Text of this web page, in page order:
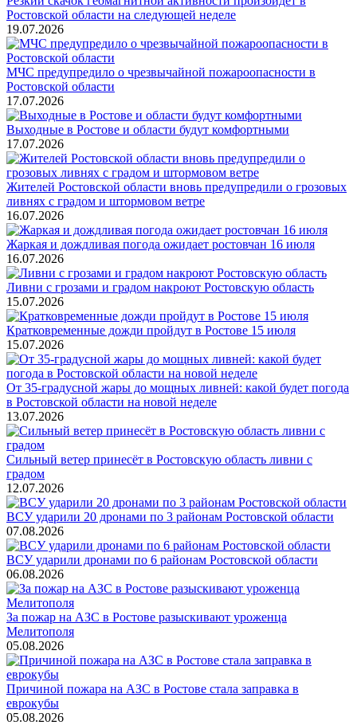
Ростовской области на следующей неделе
19.07.2026
МЧС предупредило о чрезвычайной пожароопасности в
Ростовской области
17.07.2026
Выходные в Ростове и области будут комфортными
17.07.2026
Жителей Ростовской области вновь предупредили о грозовых
ливнях с градом и штормовом ветре
16.07.2026
Жаркая и дождливая погода ожидает ростовчан 16 июля
16.07.2026
Ливни с грозами и градом накроют Ростовскую область
15.07.2026
Кратковременные дожди пройдут в Ростове 15 июля
15.07.2026
От 35-градусной жары до мощных ливней: какой будет погода
в Ростовской области на новой неделе
13.07.2026
Сильный ветер принесёт в Ростовскую область ливни с
градом
12.07.2026
ВСУ ударили 20 дронами по 3 районам Ростовской области
07.08.2026
ВСУ ударили дронами по 6 районам Ростовской области
06.08.2026
За пожар на АЗС в Ростове разыскивают уроженца
Мелитополя
05.08.2026
Причиной пожара на АЗС в Ростове стала заправка в
еврокубы
05.08.2026